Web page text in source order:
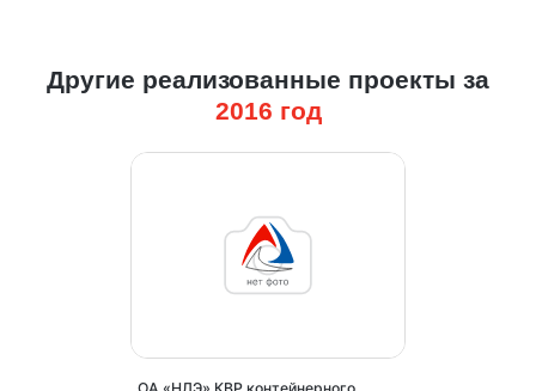
Другие реализованные проекты за
2016 год